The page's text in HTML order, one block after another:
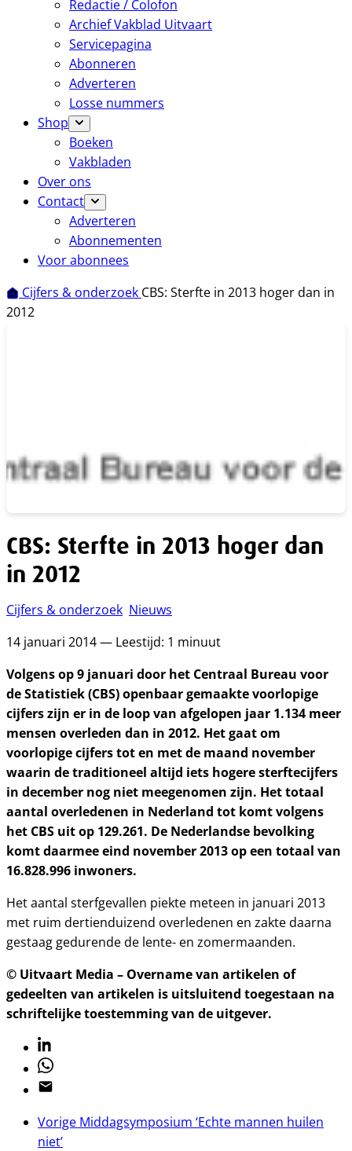
Redactie / Colofon
Archief Vakblad Uitvaart
Servicepagina
Abonneren
Adverteren
Losse nummers
Shop
Boeken
Vakbladen
Over ons
Contact
Adverteren
Abonnementen
Voor abonnees
Cijfers & onderzoek CBS: Sterfte in 2013 hoger dan in
2012
CBS: Sterfte in 2013 hoger dan
in 2012
Cijfers & onderzoek Nieuws
14 januari 2014 — Leestijd: 1 minuut
Volgens op 9 januari door het Centraal Bureau voor
de Statistiek (CBS) openbaar gemaakte voorlopige
cijfers zijn er in de loop van afgelopen jaar 1.134 meer
mensen overleden dan in 2012. Het gaat om
voorlopige cijfers tot en met de maand november
waarin de traditioneel altijd iets hogere sterftecijfers
in december nog niet meegenomen zijn. Het totaal
aantal overledenen in Nederland tot komt volgens
het CBS uit op 129.261. De Nederlandse bevolking
komt daarmee eind november 2013 op een totaal van
16.828.996 inwoners.
Het aantal sterfgevallen piekte meteen in januari 2013
met ruim dertienduizend overledenen en zakte daarna
gestaag gedurende de lente- en zomermaanden.
© Uitvaart Media – Overname van artikelen of
gedeelten van artikelen is uitsluitend toegestaan na
schriftelijke toestemming van de uitgever.
Linkedin
Whatsapp
Email
Vorige Middagsymposium ‘Echte mannen huilen
niet’